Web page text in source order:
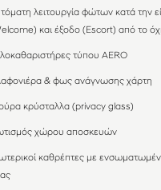
λειτουργία φώτων κατά την
και έξοδο (Escort) από το
τύπου AERO
& φως ανάγνωσης χάρτη
κρύσταλλα (privacy glass)
χώρου αποσκευών
καθρέπτες με